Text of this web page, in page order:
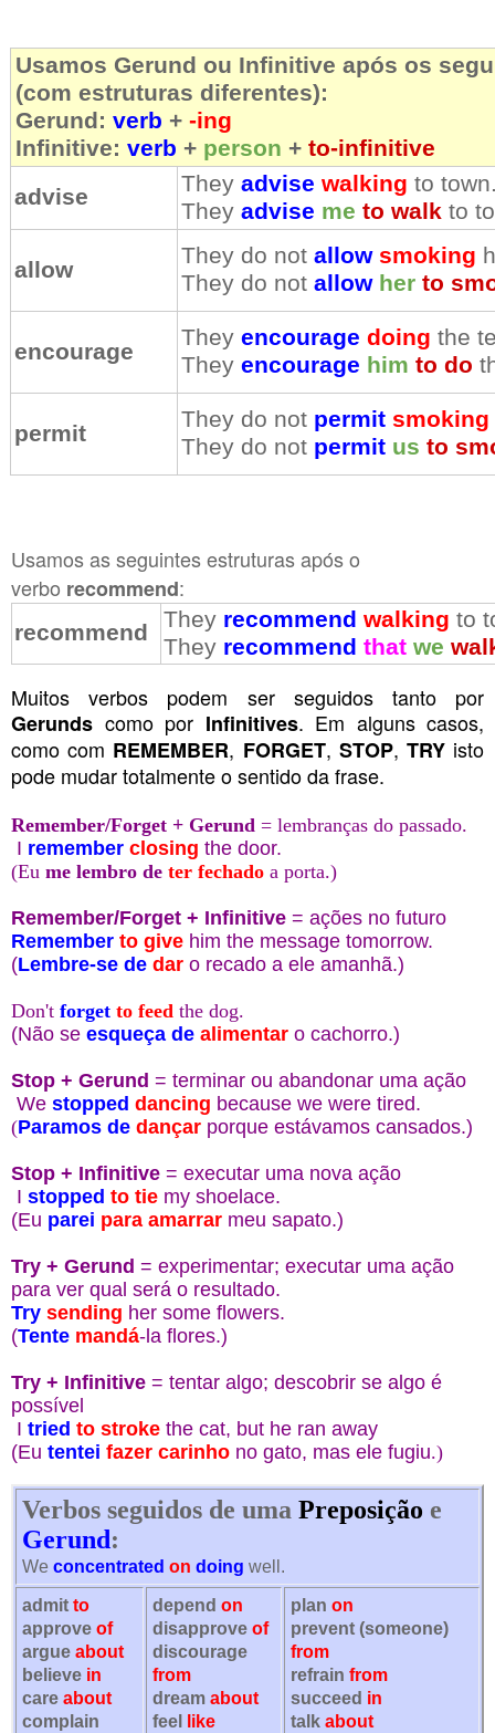
Usamos Gerund ou Infinitive após os
(com estruturas diferentes):
Gerund:verb +-ing
Infinitive:verb + person +to-infinitive
advise
They advise walking to
They advise me to walk to
allow
They do not allow smoking
They do not allow her to
encourage
They encourage doing the
They encourage him to do
permit
They do not permitsmoking
They do not permit us to
Usamos as seguintes estruturas após o
verbo recommend:
recommend They recommend walking to
They recommend that we
Muitos verbos podem ser seguidos tanto por
Gerunds como por Infinitives. Em alguns casos,
como com REMEMBER, FORGET, STOP, TRYisto
pode mudar totalmente o sentido da frase.
Remember/Forget + Gerund = lembranças do passado.
I remember closing the door.
(Eu me lembro de ter fechado a porta.)
Remember/Forget + Infinitive = ações no futuro
Remember to give him the message tomorrow.
(Lembre-se de dar o recado a ele amanhã.)
Don't forget to feed the dog.
(Não se esqueça de alimentar o cachorro.)
Stop + Gerund = terminar ou abandonar uma ação
We stopped dancing because we were tired.
(Paramos de dançar porque estávamos cansados.)
Stop + Infinitive = executar uma nova ação
I stopped to tie my shoelace.
(Eu parei para amarrar meu sapato.)
Try + Gerund = experimentar; executar uma ação
para ver qual será o resultado.
Try sending her some flowers.
(Tente mandá-la flores.)
Try + Infinitive = tentar algo; descobrir se algo é
possível
I tried to stroke the cat, but he ran away
(Eu tentei fazer carinho no gato, mas ele fugiu.)
Verbos seguidos de uma Preposição e
Gerund:
We concentrated on doing well.
admit to
approve of
argue about
believe in
care about
complain
depend on
disapprove of
discourage
from
dream about
feel
like
plan on
prevent (someone)
from
refrain from
succeed in
talk about